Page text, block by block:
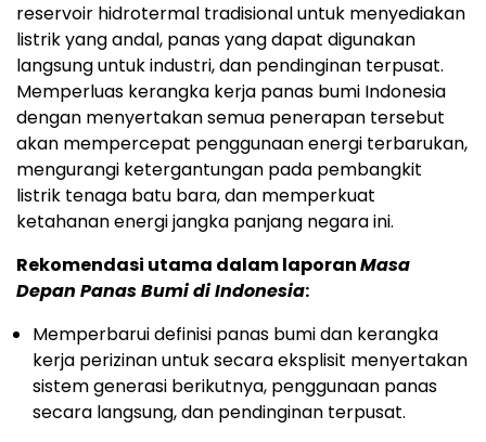
reservoir hidrotermal tradisional untuk menyediakan
listrik yang andal, panas yang dapat digunakan
langsung untuk industri, dan pendinginan terpusat.
Memperluas kerangka kerja panas bumi Indonesia
dengan menyertakan semua penerapan tersebut
akan mempercepat penggunaan energi terbarukan,
mengurangi ketergantungan pada pembangkit
listrik tenaga batu bara, dan memperkuat
ketahanan energi jangka panjang negara ini.
Rekomendasi utama dalam laporanMasa
Depan Panas Bumi diIndonesia:
Memperbarui definisi panas bumi dan kerangka
kerja perizinan untuk secara eksplisit menyertakan
sistem generasi berikutnya, penggunaan panas
secara langsung, dan pendinginan terpusat.